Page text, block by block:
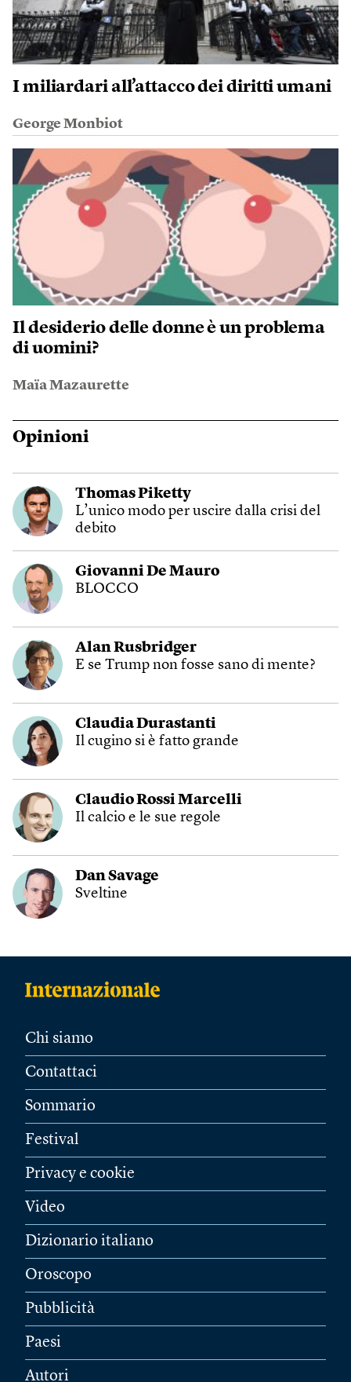
I miliardari all’attacco dei diritti umani
George Monbiot
Il desiderio delle donne è un problema
di uomini?
Maïa Mazaurette
Opinioni
Thomas Piketty
L’unico modo per uscire dalla crisi del
debito
Giovanni De Mauro
BLOCCO
Alan Rusbridger
E se Trump non fosse sano di mente?
Claudia Durastanti
Il cugino si è fatto grande
Claudio Rossi Marcelli
Il calcio e le sue regole
Dan Savage
Sveltine
Chi siamo
Contattaci
Sommario
Festival
Privacy e cookie
Video
Dizionario italiano
Oroscopo
Pubblicità
Paesi
Autori